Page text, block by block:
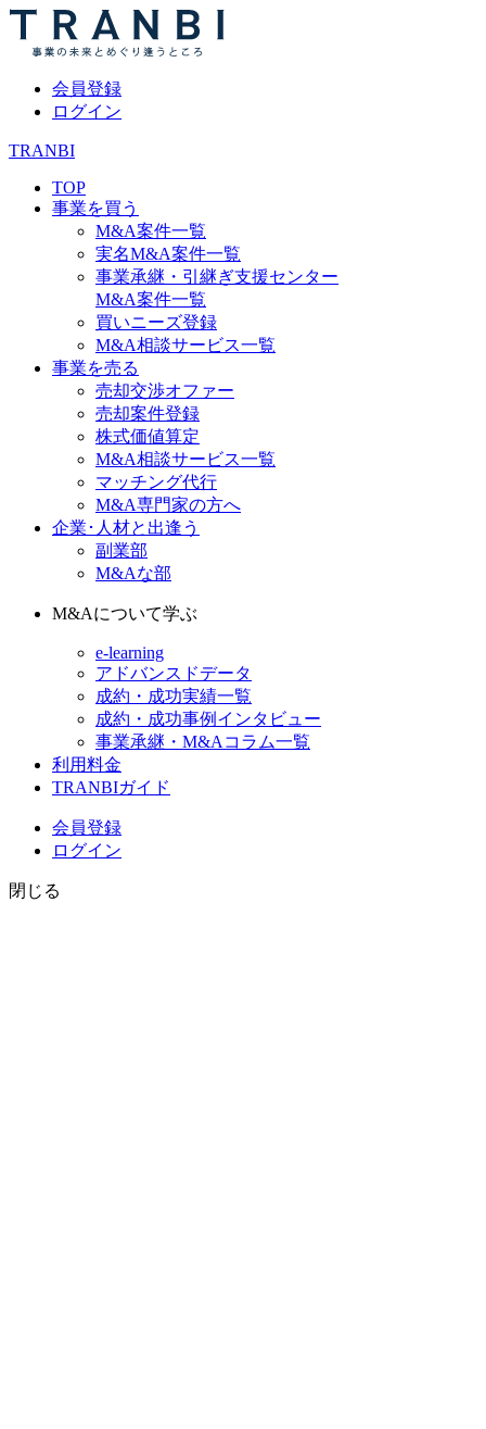
会員登録
ログイン
TRANBI
TOP
事業を買う
M&A案件一覧
実名M&A案件一覧
事業承継・引継ぎ支援センター
M&A案件一覧
買いニーズ登録
M&A相談サービス一覧
事業を売る
売却交渉オファー
売却案件登録
株式価値算定
M&A相談サービス一覧
マッチング代行
M&A専門家の方へ
企業･人材と出逢う
副業部
M&Aな部
M&Aについて学ぶ
e-learning
アドバンスドデータ
成約・成功実績一覧
成約・成功事例インタビュー
事業承継・M&Aコラム一覧
利用料金
TRANBIガイド
会員登録
ログイン
閉じる